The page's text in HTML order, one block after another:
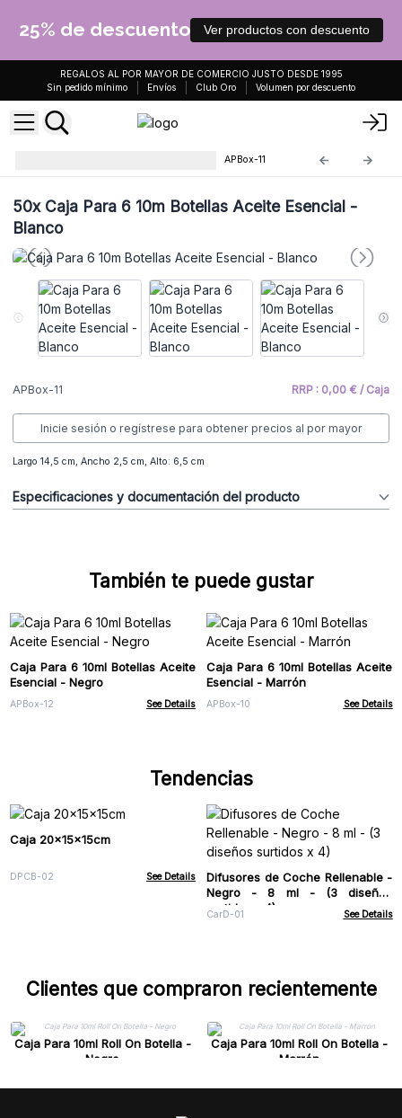
25% de descuento Ver productos con descuento
REGALOS AL POR MAYOR DE COMERCIO JUSTO DESDE 1995
Sin pedido mínimo
Envíos Club Oro Volumen por descuento
APBox-11
50xCaja Para 6 10m Botellas Aceite Esencial -
Blanco
APBox-11 RRP : 0,00 € / Caja
Inicie sesión o regístrese para obtener precios al por mayor
Largo 14,5 cm, Ancho 2,5 cm, Alto: 6,5 cm
Especificaciones y documentación del producto
También te puede gustar
Caja Para 6 10ml Botellas Aceite
Esencial - Negro
APBox-12 See Details
Caja Para 6 10ml Botellas Aceite
Esencial - Marrón
APBox-10 See Details
Tendencias
Caja 20x15x15cm
DPCB-02 See Details
Difusores de Coche Rellenable -
Negro - 8 ml - (3 diseños
surtidos x 4)
CarD-01 See Details
Clientes que compraron recientemente
Caja Para 10ml Roll On Botella -
Negro
Caja Para 10ml Roll On Botella -
Marrón